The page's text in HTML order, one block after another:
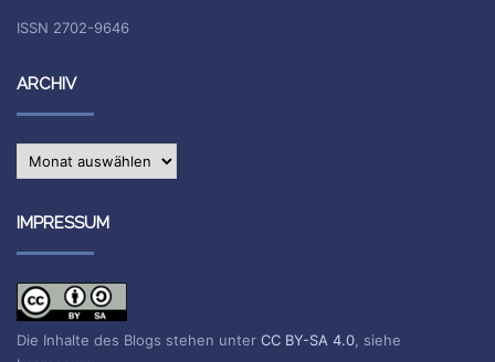
ISSN 2702-9646
ARCHIV
Archiv
IMPRESSUM
Die Inhalte des Blogs stehen unter CC BY-SA 4.0 , siehe